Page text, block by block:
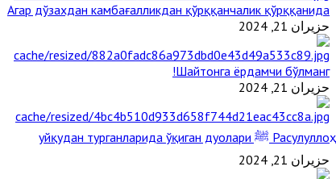
Агар дўзахдан камбағалликдан қўрққанчалик қўрққанида
حزيران 21, 2024
Шайтонга ёрдамчи бўлманг!
حزيران 21, 2024
Расулуллоҳ ﷺ уйқудан турганларида ўқиган дуолари
حزيران 21, 2024